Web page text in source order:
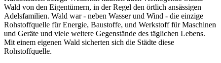
Wald von den Eigentümern, in der Regel den örtlich ansässigen
Adelsfamilien. Wald war - neben Wasser und Wind - die einzige
Rohstoffquelle für Energie, Baustoffe, und Werkstoff für Maschinen
und Geräte und viele weitere Gegenstände des täglichen Lebens.
Mit einem eigenen Wald sicherten sich die Städte diese
Rohstoffquelle.